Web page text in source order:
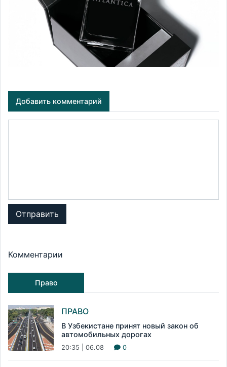
Добавить комментарий
Отправить
Комментарии
Право
ПРАВО
В Узбекистане принят новый закон об
автомобильных дорогах
20:35 | 06.08 0